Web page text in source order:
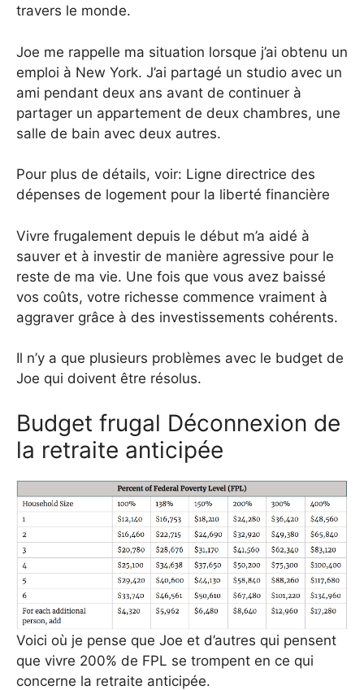
travers le monde.
Joe me rappelle ma situation lorsque j’ai obtenu un
emploi à New York. J’ai partagé un studio avec un
ami pendant deux ans avant de continuer à
partager un appartement de deux chambres, une
salle de bain avec deux autres.
Pour plus de détails, voir: Ligne directrice des
dépenses de logement pour la liberté financière
Vivre frugalement depuis le début m’a aidé à
sauver et à investir de manière agressive pour le
reste de ma vie. Une fois que vous avez baissé
vos coûts, votre richesse commence vraiment à
aggraver grâce à des investissements cohérents.
Il n’y a que plusieurs problèmes avec le budget de
Joe qui doivent être résolus.
Budget frugal Déconnexion de
la retraite anticipée
Voici où je pense que Joe et d’autres qui pensent
que vivre 200% de FPL se trompent en ce qui
concerne la retraite anticipée.